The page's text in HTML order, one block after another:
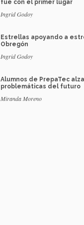
fue con el primer lugar
Ingrid Godoy
Estrellas apoyando a
Obregón
Ingrid Godoy
Alumnos de PrepaTec
problemáticas del futuro
Miranda Moreno